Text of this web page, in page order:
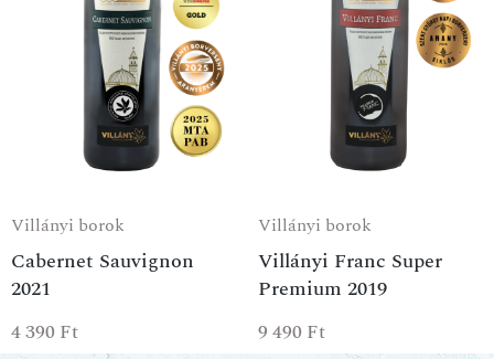
Villányi borok
Cabernet Sauvignon
2021
4 390 Ft
Villányi borok
Villányi Franc Super
Premium 2019
9 490 Ft